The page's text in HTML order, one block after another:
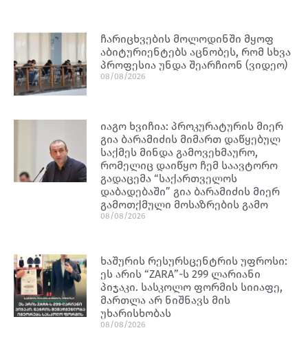
ჩარიცხვების მოლოდინში მყოფ
აბიტურიენტებს აცნობეს, რომ სხვა
პროფესია უნდა შეარჩიონ (ვიდეო)
08/08/2026
იაგო ხვიჩია: პროკურატურის მიერ
გია ბარამიძის მიმართ დაწყებულ
საქმეს მინდა გამოვეხმაურო,
რომელიც დაიწყო ჩემ საავტორო
გადაცემა “საქართველოს
დაბადებაში” გია ბარამიძის მიერ
გამოთქმული მოსაზრების გამო
08/08/2026
ხაშურის რესურსცენტრის უფროსი:
ეს არის “ZARA”-ს 299 ლარიანი
პიჯაკი. სასკოლო ფორმის სიიაფე,
მართლა არ ნიშნავს მის
უხარისხობას
08/08/2026